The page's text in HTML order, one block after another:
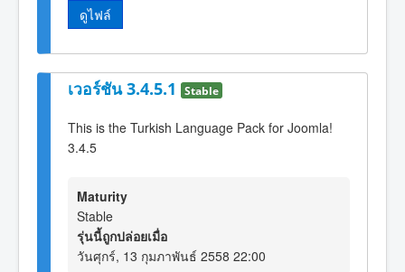
ดูไฟล์
เวอร์ชัน 3.4.5.1 Stable
This is the Turkish Language Pack for Joomla!
3.4.5
Maturity
Stable
รุ่นนี้ถูกปล่อยเมื่อ
วันศุกร์, 13 กุมภาพันธ์ 2558 22:00